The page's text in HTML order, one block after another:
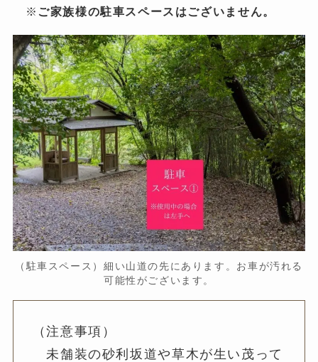
※ ご家族様の駐車スペースはございません。
（駐車スペース）細い山道の先にあります。お車が汚れる
可能性がございます。
（注意事項）
未舗装の砂利坂道や草木が生い茂って